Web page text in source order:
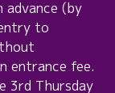
(by
to
entrance fee.
3rd Thursday